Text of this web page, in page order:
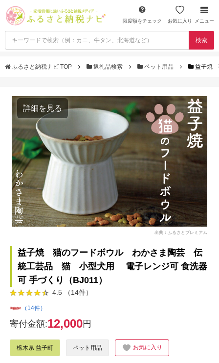
限度額をチェック お気に入り メニュー
検索
ふるさと納税ナビ TOP 返礼品検索 ペット用品 益子焼
詳細を見る
出典：ふるさとプレミアム
益子焼 猫のフードボウル わかさま陶芸 伝
統工芸品 猫 小型犬用 電子レンジ可 食洗器
可 手づくり（BJ011）
4.5 （14件）
（14件）
寄付金額:12,000円
栃木県 益子町 ペット用品 お気に入り